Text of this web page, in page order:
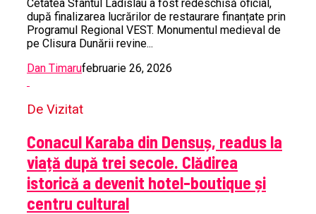
Cetatea Sfântul Ladislau a fost redeschisă oficial,
după finalizarea lucrărilor de restaurare finanțate prin
Programul Regional VEST. Monumentul medieval de
pe Clisura Dunării revine...
Dan Timarufebruarie 26, 2026
De Vizitat
Conacul Karaba din Densuș, readus la
viață după trei secole. Clădirea
istorică a devenit hotel-boutique și
centru cultural